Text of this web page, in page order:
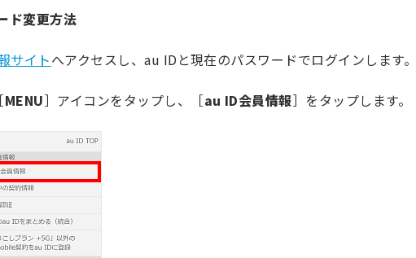
ド変更方法
サイトへアクセスし、au IDと現在のパスワードでログインします。
MENU］アイコンをタップし、［au ID会員情報］をタップします。